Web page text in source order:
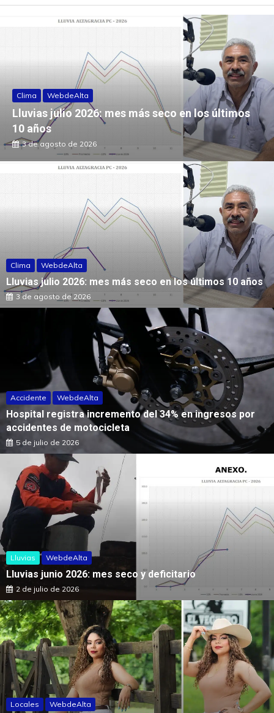
Clima WebdeAlta
Lluvias julio 2026: mes más seco en los últimos
10 años
3 de agosto de 2026
Clima WebdeAlta
Lluvias julio 2026: mes más seco en los últimos 10 años
3 de agosto de 2026
Accidente WebdeAlta
Hospital registra incremento del 34% en ingresos por
accidentes de motocicleta
5 de julio de 2026
Lluvias WebdeAlta
Lluvias junio 2026: mes seco y deficitario
2 de julio de 2026
Locales WebdeAlta